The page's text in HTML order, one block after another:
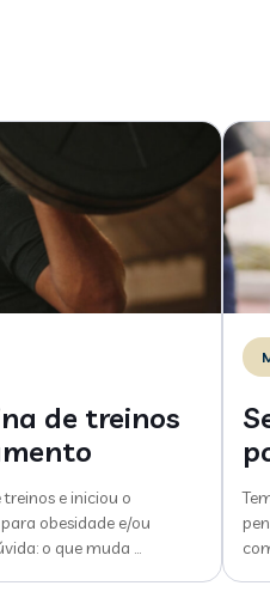
de treinos
e iniciou o
obesidade e/ou
o que muda …